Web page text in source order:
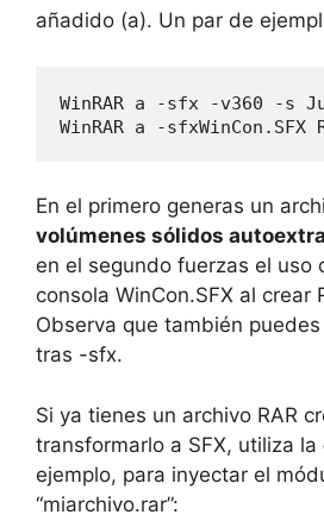
añadido (a). Un par de
WinRAR a -sfx -v360 -s
WinRAR a -
En el primero generas un
volúmenes sólidos
en el segundo fuerzas el uso
consola WinCon.SFX al crear
Observa que también
tras -sfx.
Si ya tienes un archivo RAR
transformarlo a SFX, utiliza la
ejemplo, para inyectar el
“miarchivo.rar”: